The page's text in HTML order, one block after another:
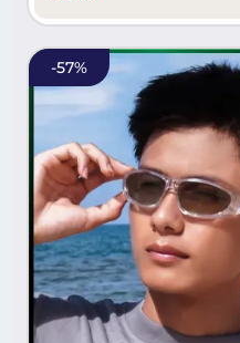
-57%